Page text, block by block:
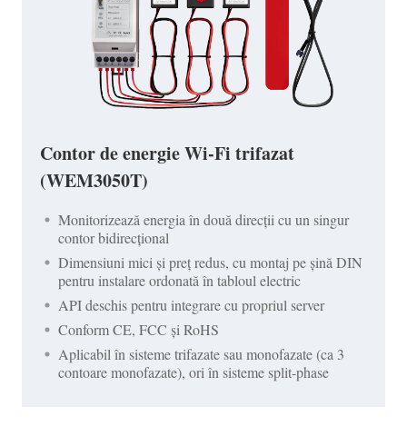
Contor de energie Wi-Fi trifazat
(WEM3050T)
Monitorizează energia în două direcții cu un singur
contor bidirecțional
Dimensiuni mici și preț redus, cu montaj pe șină DIN
pentru instalare ordonată în tabloul electric
API deschis pentru integrare cu propriul server
Conform CE, FCC și RoHS
Aplicabil în sisteme trifazate sau monofazate (ca 3
contoare monofazate), ori în sisteme split-phase